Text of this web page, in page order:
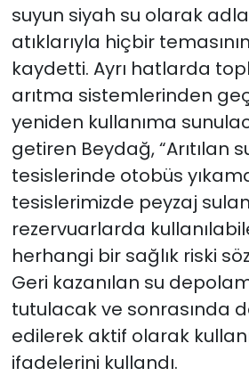
suyun siyah su olarak
atıklarıyla hiçbir
kaydetti. Ayrı hatlarda
arıtma sistemlerinden
yeniden kullanıma
getiren Beydağ, “Arıtılan
tesislerinde otobüs
tesislerimizde peyzaj
rezervuarlarda
herhangi bir sağlık riski
Geri kazanılan su
tutulacak ve sonrasında
edilerek aktif olarak
ifadelerini kullandı.